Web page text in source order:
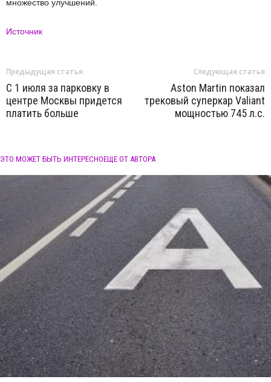
множество улучшений.
Источник
Предыдущая статья
С 1 июля за парковку в
центре Москвы придется
платить больше
Следующая статья
Aston Martin показал
трековый суперкар Valiant
мощностью 745 л.с.
ЭТО МОЖЕТ БЫТЬ ИНТЕРЕСНОЕЩЕ ОТ АВТОРА